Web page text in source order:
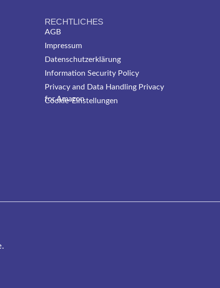
RECHTLICHES
AGB
Impressum
Datenschutzerklärung
Information Security Policy
Privacy and Data Handling Privacy
for Amazon
Cookie-Einstellungen